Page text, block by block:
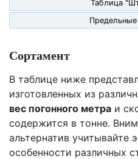
Таблица
Предельные
Сортамент
В таблице ниже
изготовленных из
вес погонного метра и
содержится в тонне.
альтернатив учитывайте
особенности различных